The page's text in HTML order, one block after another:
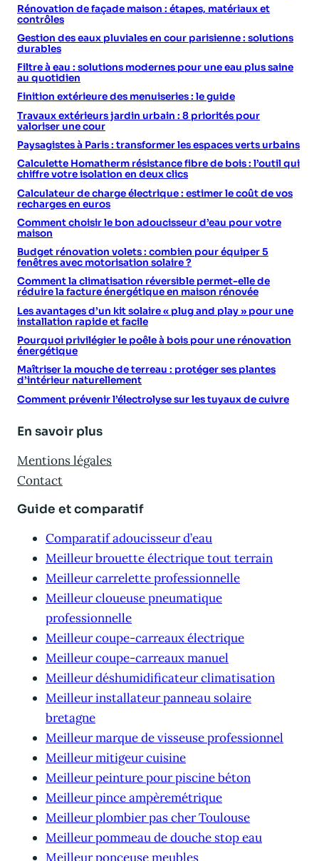
Rénovation de façade maison : étapes, matériaux et
contrôles
Gestion des eaux pluviales en cour parisienne : solutions
durables
Filtre à eau : solutions modernes pour une eau plus saine
au quotidien
Finition extérieure des menuiseries : le guide
Travaux extérieurs jardin urbain : 8 priorités pour
valoriser une cour
Paysagistes à Paris : transformer les espaces verts urbains
Calculette Homatherm résistance fibre de bois : l’outil qui
chiffre votre isolation en deux clics
Calculateur de charge électrique : estimer le coût de vos
recharges en euros
Comment choisir le bon adoucisseur d’eau pour votre
maison
Budget rénovation volets : combien pour équiper 5
fenêtres avec motorisation solaire ?
Comment la climatisation réversible permet-elle de
réduire la facture énergétique en maison rénovée
Les avantages d’un kit solaire « plug and play » pour une
installation rapide et facile
Pourquoi privilégier le poêle à bois pour une rénovation
énergétique
Maîtriser la mouche de terreau : protéger ses plantes
d’intérieur naturellement
Comment prévenir l’électrolyse sur les tuyaux de cuivre
En savoir plus
Mentions légales
Contact
Guide et comparatif
Comparatif adoucisseur d’eau
Meilleur brouette électrique tout terrain
Meilleur carrelette professionnelle
Meilleur cloueuse pneumatique
professionnelle
Meilleur coupe-carreaux électrique
Meilleur coupe-carreaux manuel
Meilleur déshumidificateur climatisation
Meilleur installateur panneau solaire
bretagne
Meilleur marque de visseuse professionnel
Meilleur mitigeur cuisine
Meilleur peinture pour piscine béton
Meilleur pince ampèremétrique
Meilleur plombier pas cher Toulouse
Meilleur pommeau de douche stop eau
Meilleur ponceuse meubles